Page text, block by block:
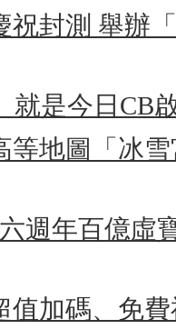
祝封測 舉辦
就是今日CB
等地圖「冰
六週年百億
值加碼、免